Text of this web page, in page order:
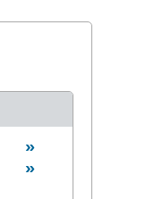
»
»